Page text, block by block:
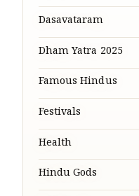
Dasavataram
Dham Yatra 2025
Famous Hindus
Festivals
Health
Hindu Gods